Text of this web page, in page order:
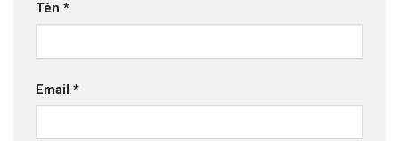
Tên *
Email *